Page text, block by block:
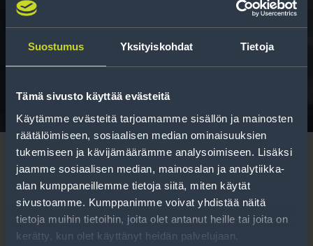
Suostumus Yksityiskohdat Tietoja
Tämä sivusto käyttää evästeitä
Käytämme evästeitä tarjoamamme sisällön ja mainosten
räätälöimiseen, sosiaalisen median ominaisuuksien
tukemiseen ja kävijämäärämme analysoimiseen. Lisäksi
jaamme sosiaalisen median, mainosalan ja analytiikka-
alan kumppaneillemme tietoja siitä, miten käytät
sivustoamme. Kumppanimme voivat yhdistää näitä
tietoja muihin tietoihin, joita olet antanut heille tai joita on
kerätty, kun olet käyttänyt heidän palvelujaan.
Rengasinfo
Tavallisen ihmisen tietoa merkinnöistä, renkaista ja
niiden huoltamisesta.
Tilaa uutiskirje